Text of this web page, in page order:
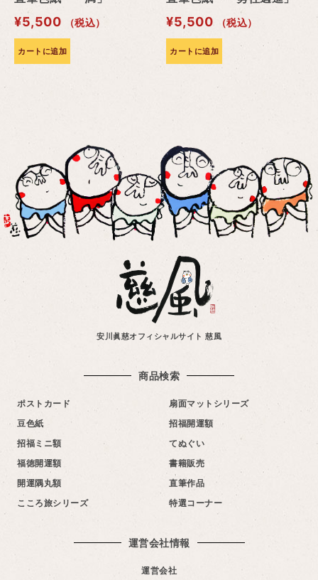
¥5,500 （税込）
カートに追加
¥5,500 （税込）
カートに追加
安川眞慈オフィシャルサイト 慈風
商品検索
ポストカード
豆色紙
招福ミニ額
福徳開運額
開運隅丸額
こころ旅シリーズ
扇面マットシリーズ
招福開運額
てぬぐい
書籍販売
直筆作品
特選コーナー
運営会社情報​
運営会社